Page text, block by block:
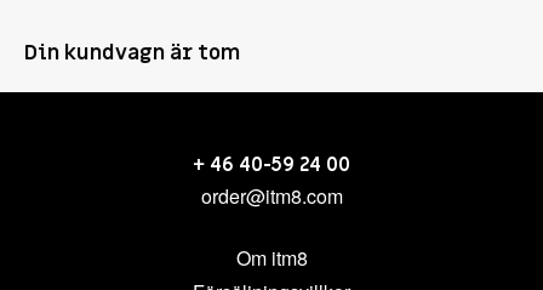
Din kundvagn är tom
+ 46 40-59 24 00
order@itm8.com
Om itm8